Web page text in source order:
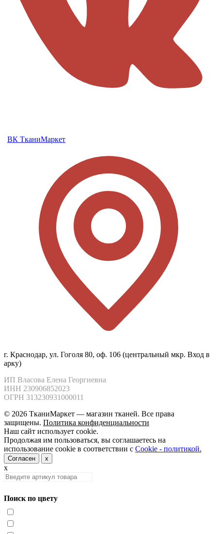
ВК ТканиМаркет
г. Краснодар, ул. Гоголя 80, оф. 106 (центральный мкр. Вход в
арку)
ИП Власова Елена Георгиевна
ИНН 230906852023
ОГРН 313230931000011
© 2026 ТканиМаркет — магазин тканей. Все права
защищены. Политика конфиденциальности
Наш сайт использует cookie.
Продолжая им пользоваться, вы соглашаетесь на
использование cookie в соответствии с Cookie - политикой.
Согласен x
x
Поиск по цвету